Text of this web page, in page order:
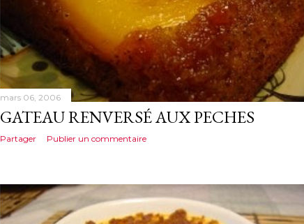
mars 06, 2006
GATEAU RENVERSÉ AUX PECHES
Partager Publier un commentaire